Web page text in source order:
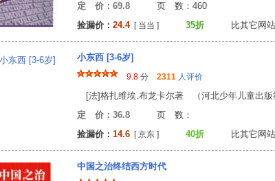
定 价：69.8 页 数：
捡漏价： 24.4[ 当当 ] 35折 比其它网站
小东西 [3-6岁]
9.8 分 2311 人评价
[法]格扎维埃.布龙卡尔著 （河北少年儿童出版
定 价：36.8 页 数
捡漏价： 14.6 [ 京东 ] 40折 比其它网站
中国之治终结西方时代